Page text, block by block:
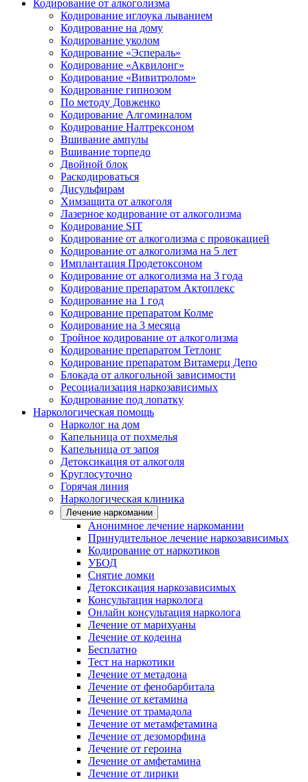
Кодирование от алкоголизма
Кодирование иглоука лыванием
Кодирование на дому
Кодирование уколом
Кодирование «Эспераль»
Кодирование «Аквилонг»
Кодирование «Вивитролом»
Кодирование гипнозом
По методу Довженко
Кодирование Алгоминалом
Кодирование Налтрексоном
Вшивание ампулы
Вшивание торпедо
Двойной блок
Раскодироваться
Дисульфирам
Химзащита от алкоголя
Лазерное кодирование от алкоголизма
Кодирование SIT
Кодирование от алкоголизма с провокацией
Кодирование от алкоголизма на 5 лет
Имплантация Продетоксоном
Кодирование от алкоголизма на 3 года
Кодирование препаратом Актоплекс
Кодирование на 1 год
Кодирование препаратом Колме
Кодирование на 3 месяца
Тройное кодирование от алкоголизма
Кодирование препаратом Тетлонг
Кодирование препаратом Витамерц Депо
Блокада от алкогольной зависимости
Ресоциализация наркозависимых
Кодирование под лопатку
Наркологическая помощь
Нарколог на дом
Капельница от похмелья
Капельница от запоя
Детоксикация от алкоголя
Круглосуточно
Горячая линия
Наркологическая клиника
Лечение наркомании
Анонимное лечение наркомании
Принудительное лечение наркозависимых
Кодирование от наркотиков
УБОД
Снятие ломки
Детоксикация наркозависимых
Консультация нарколога
Онлайн консультация нарколога
Лечение от марихуаны
Лечение от кодеина
Бесплатно
Тест на наркотики
Лечение от метадона
Лечение от фенобарбитала
Лечение от кетамина
Лечение от трамадола
Лечение от метамфетамина
Лечение от дезоморфина
Лечение от героина
Лечение от амфетамина
Лечение от лирики